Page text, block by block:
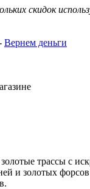
скидок
Вернем деньги
трассы с
и золотых